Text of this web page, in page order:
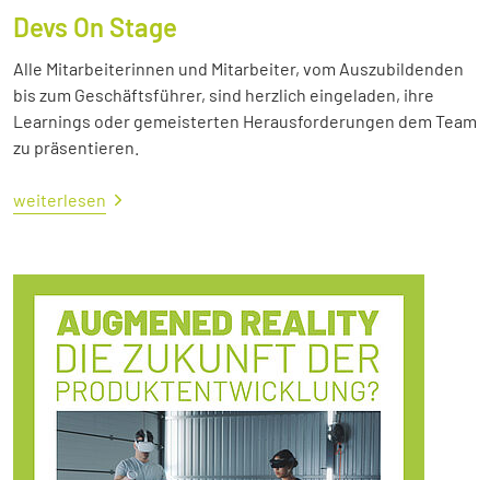
Devs On Stage
Alle Mitarbeiterinnen und Mitarbeiter, vom Auszubildenden
bis zum Geschäftsführer, sind herzlich eingeladen, ihre
Learnings oder gemeisterten Herausforderungen dem Team
zu präsentieren.
weiterlesen